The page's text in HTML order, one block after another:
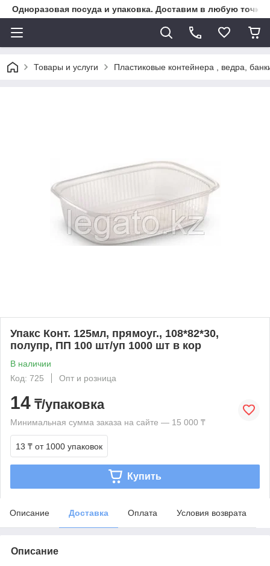
Одноразовая посуда и упаковка. Доставим в любую точку
Товары и услуги Пластиковые контейнера , ведра,
Упакс Конт. 125мл, прямоуг., 108*82*30,
полупр, ПП 100 шт/уп 1000 шт в кор
В наличии
Код: 725
Опт и розница
14 ₸/упаковка
Минимальная сумма заказа на сайте — 15 000 ₸
13 ₸ от 1000 упаковок
Купить
Описание Доставка Оплата Условия возврата
Описание